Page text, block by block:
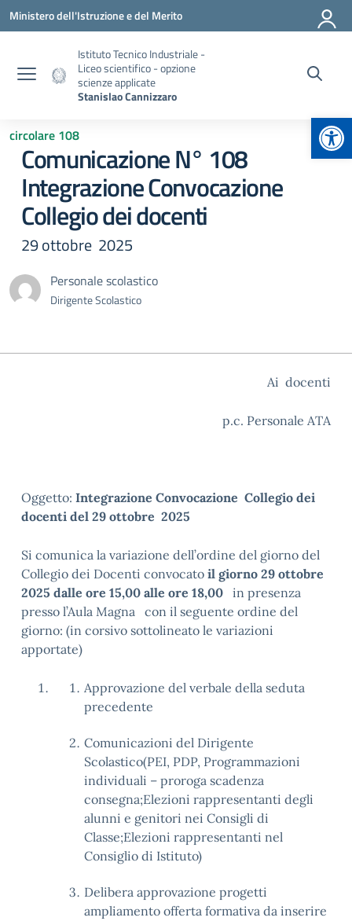
Vai ai contenuti
Vai al menu di navigazione
Vai al footer
Ministero dell'Istruzione e del Merito
Istituto Tecnico Industriale -
Liceo scientifico - opzione
scienze applicate
Stanislao Cannizzaro
circolare 108
Comunicazione N° 108
Integrazione Convocazione
Collegio dei docenti
29 ottobre 2025
Personale scolastico
Dirigente Scolastico
Ai docenti
p.c. Personale ATA
Oggetto: Integrazione Convocazione Collegio dei
docenti del 29 ottobre 2025
Si comunica la variazione dell’ordine del giorno del
Collegio dei Docenti convocato il giorno 29 ottobre
2025 dalle ore 15,00 alle ore 18,00 in presenza
presso l’Aula Magna con il seguente ordine del
giorno: (in corsivo sottolineato le variazioni
apportate)
Approvazione del verbale della seduta
precedente
Comunicazioni del Dirigente
Scolastico(PEI, PDP, Programmazioni
individuali – proroga scadenza
consegna;Elezioni rappresentanti degli
alunni e genitori nei Consigli di
Classe;Elezioni rappresentanti nel
Consiglio di Istituto)
Delibera approvazione progetti
ampliamento offerta formativa da inserire